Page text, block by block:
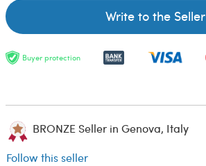
Write to the Seller
Buyer protection
BRONZE Seller in Genova, Italy
Follow this seller